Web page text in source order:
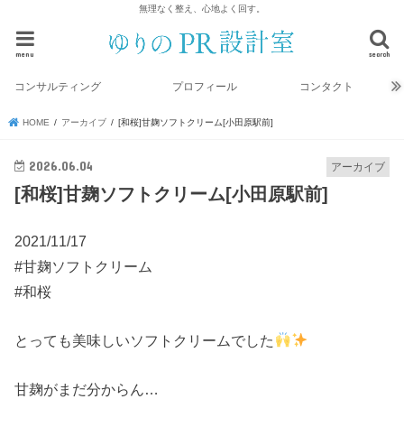
無理なく整え、心地よく回す。
search
menu
コンサルティング プロフィール コンタクト
HOME アーカイブ [和桜]甘麹ソフトクリーム[小田原駅前]
アーカイブ
2026.06.04
[和桜]甘麹ソフトクリーム[小田原駅前]
2021/11/17
#甘麹ソフトクリーム
#和桜
とっても美味しいソフトクリームでした
甘麹がまだ分からん…